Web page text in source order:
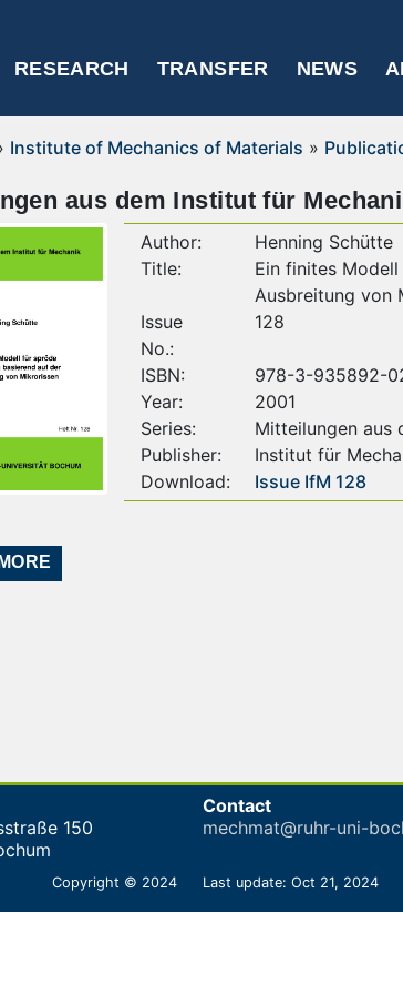
RESEARCH TRANSFER NEWS
Institute of Mechanics of Materials »
aus dem Institut für
Author:
Henning Schütte
Title:
Ein finites
Ausbreitung von
Issue
No.:
128
ISBN:
978-3-935892-
Year:
2001
Series:
Mitteilungen aus
Publisher:
Institut für
Download:
Issue IfM 128
150
Contact
mechmat@ruhr-uni-
Copyright © 2024 Last update: Oct 21, 2024